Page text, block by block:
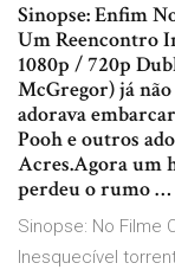
Sinopse: Enfim
Um Reencontro
1080p / 720p
McGregor) já
adorava
Pooh e outros
Acres.Agora um
perdeu o rumo …
Sinopse: No Filme
Inesquecível